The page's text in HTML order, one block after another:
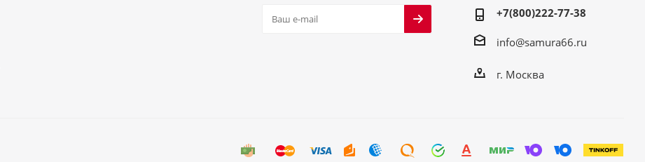
+7(800)222-77-38
info@samura66.ru
г. Москва